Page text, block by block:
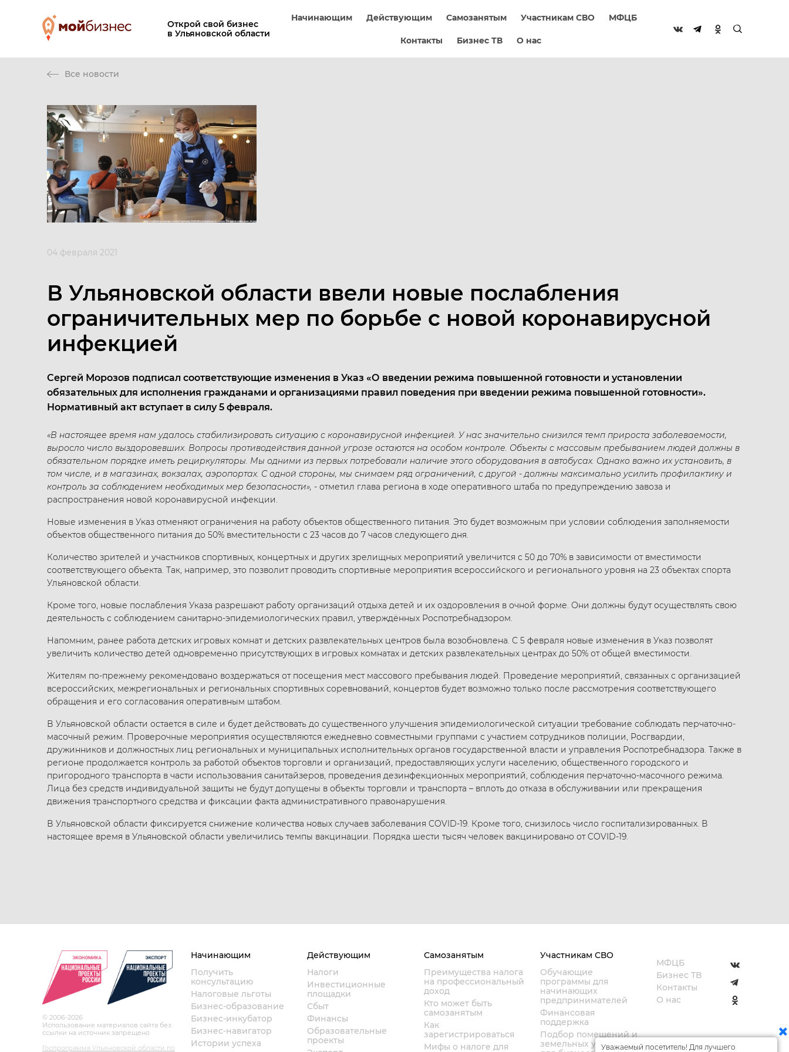
Открой свой бизнес
в Ульяновской области
Начинающим Действующим Самозанятым Участникам СВО МФЦБ
Контакты Бизнес ТВ О нас
Все новости
04 февраля 2021
В Ульяновской области ввели новые послабления
ограничительных мер по борьбе с новой коронавирусной
инфекцией
Сергей Морозов подписал соответствующие изменения в Указ «О введении режима повышенной готовности и установлении
обязательных для исполнения гражданами и организациями правил поведения при введении режима повышенной готовности».
Нормативный акт вступает в силу 5 февраля.
«В настоящее время нам удалось стабилизировать ситуацию с коронавирусной инфекцией. У нас значительно снизился темп прироста заболеваемости,
выросло число выздоровевших. Вопросы противодействия данной угрозе остаются на особом контроле. Объекты с массовым пребыванием людей должны в
обязательном порядке иметь рециркуляторы. Мы одними из первых потребовали наличие этого оборудования в автобусах. Однако важно их установить, в
том числе, и в магазинах, вокзалах, аэропортах. С одной стороны, мы снимаем ряд ограничений, с другой - должны максимально усилить профилактику и
контроль за соблюдением необходимых мер безопасности», - отметил глава региона в ходе оперативного штаба по предупреждению завоза и
распространения новой коронавирусной инфекции.
Новые изменения в Указ отменяют ограничения на работу объектов общественного питания. Это будет возможным при условии соблюдения заполняемости
объектов общественного питания до 50% вместительности с 23 часов до 7 часов следующего дня.
Количество зрителей и участников спортивных, концертных и других зрелищных мероприятий увеличится с 50 до 70% в зависимости от вместимости
соответствующего объекта. Так, например, это позволит проводить спортивные мероприятия всероссийского и регионального уровня на 23 объектах спорта
Ульяновской области.
Кроме того, новые послабления Указа разрешают работу организаций отдыха детей и их оздоровления в очной форме. Они должны будут осуществлять свою
деятельность с соблюдением санитарно-эпидемиологических правил, утверждённых Роспотребнадзором.
Напомним, ранее работа детских игровых комнат и детских развлекательных центров была возобновлена. С 5 февраля новые изменения в Указ позволят
увеличить количество детей одновременно присутствующих в игровых комнатах и детских развлекательных центрах до 50% от общей вместимости.
Жителям по-прежнему рекомендовано воздержаться от посещения мест массового пребывания людей. Проведение мероприятий, связанных с организацией
всероссийских, межрегиональных и региональных спортивных соревнований, концертов будет возможно только после рассмотрения соответствующего
обращения и его согласования оперативным штабом.
В Ульяновской области остается в силе и будет действовать до существенного улучшения эпидемиологической ситуации требование соблюдать перчаточно-
масочный режим. Проверочные мероприятия осуществляются ежедневно совместными группами с участием сотрудников полиции, Росгвардии,
дружинников и должностных лиц региональных и муниципальных исполнительных органов государственной власти и управления Роспотребнадзора. Также в
регионе продолжается контроль за работой объектов торговли и организаций, предоставляющих услуги населению, общественного городского и
пригородного транспорта в части использования санитайзеров, проведения дезинфекционных мероприятий, соблюдения перчаточно-масочного режима.
Лица без средств индивидуальной защиты не будут допущены в объекты торговли и транспорта – вплоть до отказа в обслуживании или прекращения
движения транспортного средства и фиксации факта административного правонарушения.
В Ульяновской области фиксируется снижение количества новых случаев заболевания COVID-19. Кроме того, снизилось число госпитализированных. В
настоящее время в Ульяновской области увеличились темпы вакцинации. Порядка шести тысяч человек вакцинировано от COVID-19.
© 2006-2026
Использование материалов сайта без
ссылки на источник запрещено
Госпрограмма Ульяновской области по
Начинающим
Получить
консультацию
Налоговые льготы
Бизнес-образование
Бизнес-инкубатор
Бизнес-навигатор
Истории успеха
Действующим
Налоги
Инвестиционные
площадки
Сбыт
Финансы
Образовательные
проекты
Самозанятым
Преимущества налога
на профессиональный
доход
Кто может быть
самозанятым
Как
зарегистрироваться
Мифы о налоге для
Участникам СВО
Обучающие
программы для
начинающих
предпринимателей
Финансовая
поддержка
Подбор помещений и
земельных участков
МФЦБ
Бизнес ТВ
Контакты
О нас
Уважаемый посетитель! Для лучшего